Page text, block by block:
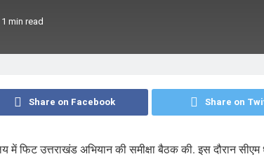
min read
Share on Facebook Share on
में फिट उत्तराखंड अभियान की समीक्षा बैठक की. इस दौरान सीएम